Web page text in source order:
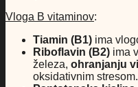
Vloga B vitaminov:
Tiamin (B1) ima
Riboflavin (B2) ima
železa, ohranjanju
oksidativnim stresom.